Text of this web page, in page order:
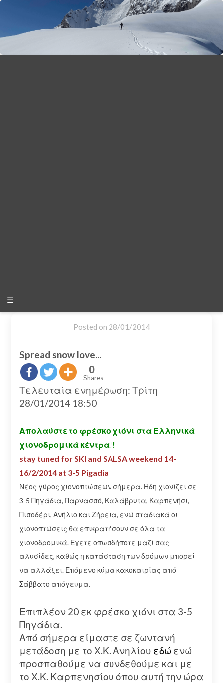
☰
Posted on 28/01/2014
Spread snow love...
0
Shares
Τελευταία ενημέρωση: Τρίτη
28/01/2014 18:50
Απολαύστε το φρέσκο χιόνι στα Ελληνικά
χιονοδρομικά κέντρα!!
stay tuned for SKI and SALSA weekend 14-
16/2/2014 at 3-5 Pigadia
Νέος γύρος χιονοπτώσεων σήμερα. Ήδη χιονίζει σε
3-5 Πηγάδια, Παρνασσό, Καλάβρυτα, Καρπενήσι,
Πισοδέρι, Ανήλιο και Ζήρεια, ενώ σταδιακά οι
χιονοπτώσεις θα επικρατήσουν σε όλα τα
χιονοδρομικά. Εχετε οπωσδήποτε μαζί σας
αλυσίδες, καθώς η κατάσταση των δρόμων μπορεί
να αλλάξει. Επόμενο κύμα κακοκαιρίας από
Σάββατο απόγευμα.
Επιπλέον 20 εκ φρέσκο χιόνι στα 3-5
Πηγάδια.
Από σήμερα είμαστε σε ζωντανή
μετάδοση με το Χ.Κ. Ανηλίου εδώ ενώ
προσπαθούμε να συνδεθούμε και με
το Χ.Κ. Καρπενησίου όπου αυτή την ώρα